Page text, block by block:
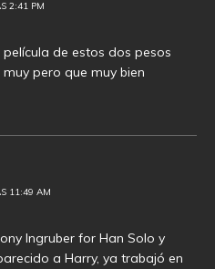
2:41 PM
de estos dos pesos
pero que muy bien
11:49 AM
Ingruber for Han Solo y
a Harry, ya trabajó en